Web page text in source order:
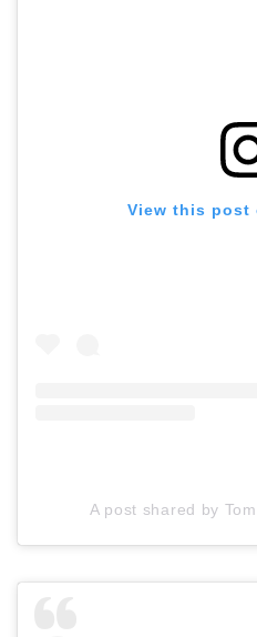
View this post
A post shared by